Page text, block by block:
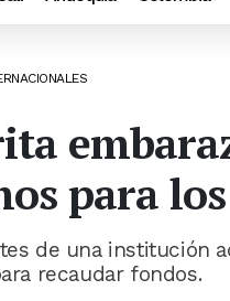
para
de una institución
recaudar fondos.